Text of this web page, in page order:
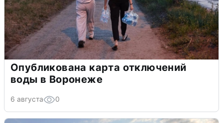
Опубликована карта отключений
воды в Воронеже
6 августа 0